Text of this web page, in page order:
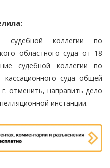
судебной коллегии по
областного суда от 18
судебной коллегии по
суда общей
отменить, направить дело
инстанции.